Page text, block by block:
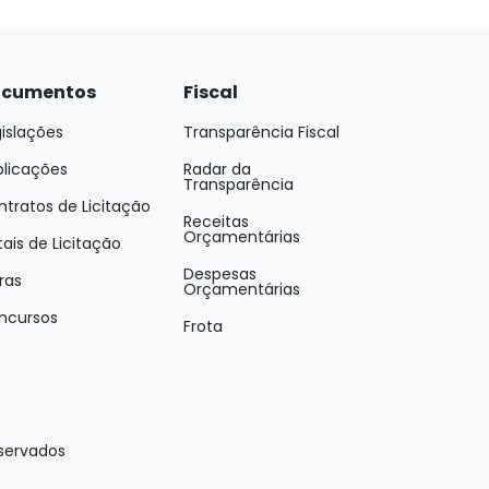
de Licitação
de Licitação
Fiscal
Transparência Fiscal
Radar da
Transparência
Receitas
Orçamentárias
Despesas
Orçamentárias
Frota